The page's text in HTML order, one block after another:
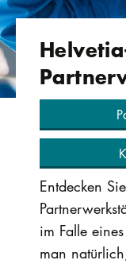
Entdecken
im Falle
man